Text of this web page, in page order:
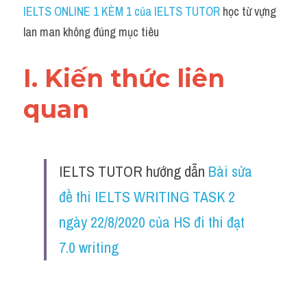
Collocation
Cách paraphrase
Part 2
Noun
Cấu trúc câu
Giải đề THPT
Report đề thi thật IELTS GENERAL
IELTS ONLINE 1 KÈM 1 của IELTS TUTOR học từ vựng
lan man không đúng mục tiêu
I. Kiến thức liên
quan
IELTS TUTOR hướng dẫn Bài sửa
đề thi IELTS WRITING TASK 2
ngày 22/8/2020 của HS đi thi đạt
7.0 writing